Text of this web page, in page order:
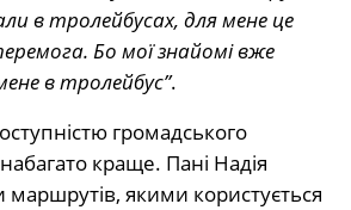
в тролейбусах, для мене це
Бо мої знайомі вже
в тролейбус”.
громадського
краще. Пані Надія
якими користується